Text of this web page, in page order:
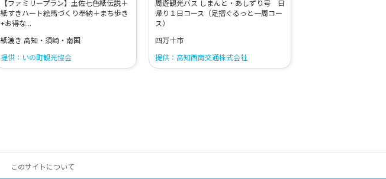
【ファミリープラン】土佐七色紙伝説＋
紙すきハート絵馬づくり奉納＋まち歩き
+お得な...
紙漉き 高知・須崎・南国
提供：いの町観光協会
周遊観光バス しまんと・あしずり号 日
帰り１日コース（足摺ぐるっと一周コー
ス）
四万十市
提供：高知西南交通株式会社
このサイトについて